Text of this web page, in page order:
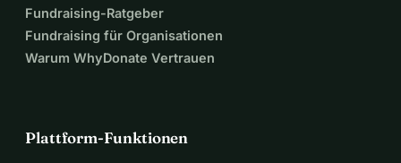
Fundraising-Ratgeber
Fundraising für Organisationen
Warum WhyDonate Vertrauen
Plattform-Funktionen